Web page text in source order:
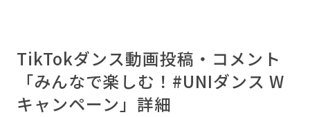
TikTokダンス動画投稿・コメント
「みんなで楽しむ！#UNIダンス W
キャンペーン」詳細